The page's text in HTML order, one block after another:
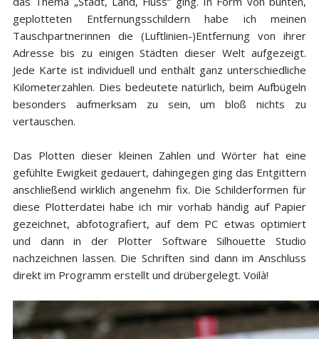
geplotteten Entfernungsschildern habe ich meinen
Tauschpartnerinnen die (Luftlinien-)Entfernung von ihrer
Adresse bis zu einigen Städten dieser Welt aufgezeigt.
Jede Karte ist individuell und enthält ganz unterschiedliche
Kilometerzahlen. Dies bedeutete natürlich, beim Aufbügeln
besonders aufmerksam zu sein, um bloß nichts zu
vertauschen.
Das Plotten dieser kleinen Zahlen und Wörter hat eine
gefühlte Ewigkeit gedauert, dahingegen ging das Entgittern
anschließend wirklich angenehm fix. Die Schilderformen für
diese Plotterdatei habe ich mir vorhab händig auf Papier
gezeichnet, abfotografiert, auf dem PC etwas optimiert
und dann in der Plotter Software Silhouette Studio
nachzeichnen lassen. Die Schriften sind dann im Anschluss
direkt im Programm erstellt und drübergelegt. Voilà!